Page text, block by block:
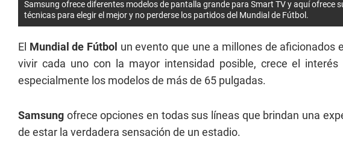
Samsung ofrece diferentes modelos de pantalla grande para Smart TV y aquí ofrece
técnicas para elegir el mejor y no perderse los partidos del Mundial de Fútbol.
El Mundial de Fútbol un evento que une a millones de aficionados
vivir cada uno con la mayor intensidad posible, crece el interés
especialmente los modelos de más de 65 pulgadas.
Samsung ofrece opciones en todas sus líneas que brindan una
de estar la verdadera sensación de un estadio.